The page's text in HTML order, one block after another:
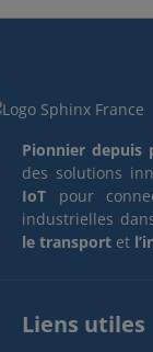
Pionnier depuis
des solutions
IoT pour
industrielles
le transport et
Liens utiles